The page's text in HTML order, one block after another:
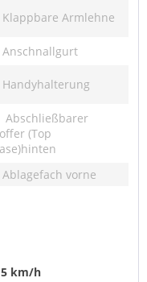
Klappbare Armlehne
Anschnallgurt
Handyhalterung
Abschließbarer
(Top
Ablagefach vorne
km/h